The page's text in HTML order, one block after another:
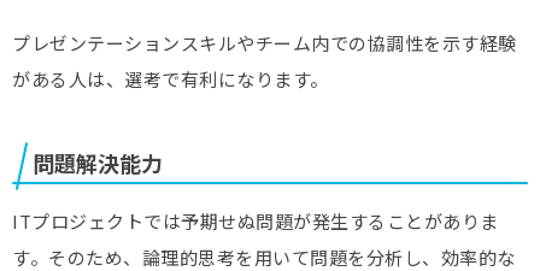
プレゼンテーションスキルやチーム内での協調性を示す経験
がある人は、選考で有利になります。
問題解決能力
ITプロジェクトでは予期せぬ問題が発生することがありま
す。そのため、論理的思考を用いて問題を分析し、効率的な